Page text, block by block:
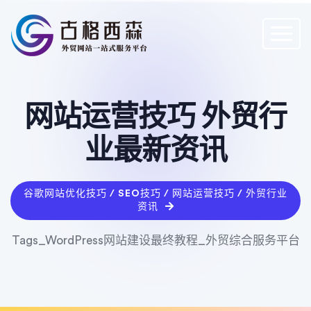
网站运营技巧 外贸行
业最新资讯
谷歌网站优化技巧 / SEO技巧 / 网站运营技巧 / 外贸行业
资讯
Tags_WordPress网站建设最终教程_外贸综合服务平台